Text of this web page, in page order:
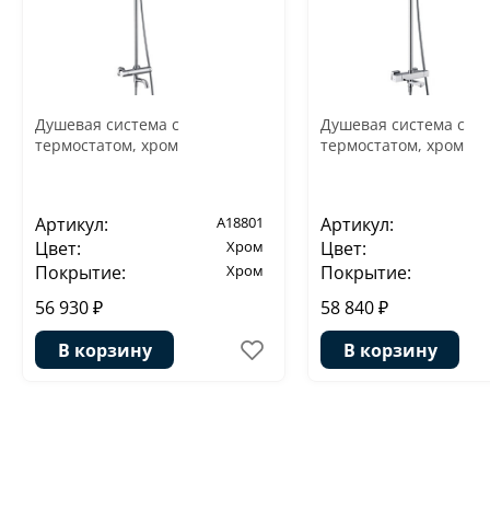
Душевая система с
термостатом, хром
Артикул: A18801
Цвет: Хром
Покрытие: Хром
56 930 ₽
В корзину
Душевая система с
термостатом, хром
Артикул:
Цвет:
Покрытие:
58 840 ₽
В корзину